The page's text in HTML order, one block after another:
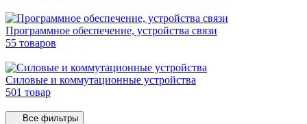
Программное обеспечение, устройства связи
55 товаров
Силовые и коммутационные устройства
501 товар
Все фильтры